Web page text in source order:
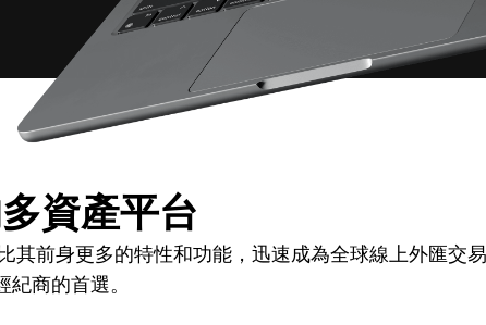
資產平台
其前身更多的特性和功能，迅速成為全球線上外匯交易
紀商的首選。